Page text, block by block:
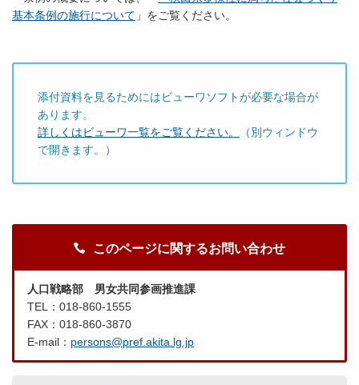
基本条例の施行について 」をご覧ください。
添付資料を見るためにはビューワソフトが必要な場合が
あります。
詳しくはビューワ一覧をご覧ください。
（別ウィンドウ
で開きます。）
このページに関するお問い合わせ
人口戦略部 男女共同参画推進課
TEL：018-860-1555
FAX：018-860-3870
E-mail： persons@pref.akita.lg.jp